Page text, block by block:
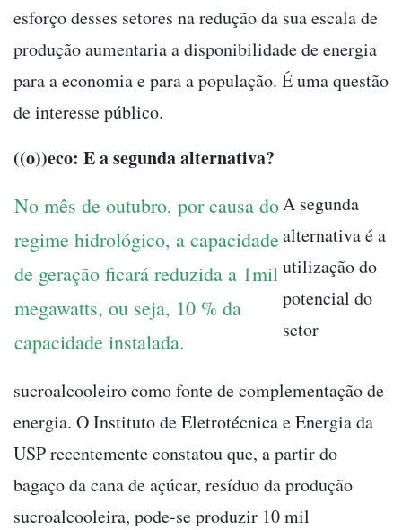
esforço desses setores na redução da sua escala de
produção aumentaria a disponibilidade de energia
para a economia e para a população. É uma questão
de interesse público.
((o))eco: E a segunda alternativa?
No mês de outubro, por causa do
regime hidrológico, a capacidade
de geração ficará reduzida a 1mil
megawatts, ou seja, 10 % da
capacidade instalada.
A segunda
alternativa é a
utilização do
potencial do
setor
sucroalcooleiro como fonte de complementação de
energia. O Instituto de Eletrotécnica e Energia da
USP recentemente constatou que, a partir do
bagaço da cana de açúcar, resíduo da produção
sucroalcooleira, pode-se produzir 10 mil